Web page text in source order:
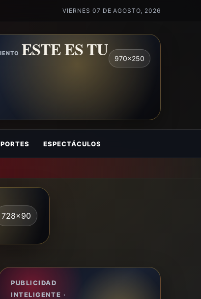
VIERNES 07 DE AGOSTO, 2026
ESTE ES TU 970x250
ESPECTÁCULOS
728x90
PUBLICIDAD
INTELIGENTE ·